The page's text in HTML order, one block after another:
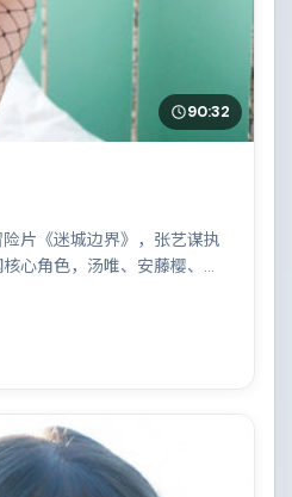
90:32
片《迷城边界》，张艺谋执
心角色，汤唯、安藤樱、周
底多来自俄罗斯。边境线上
尾留白耐人寻味。